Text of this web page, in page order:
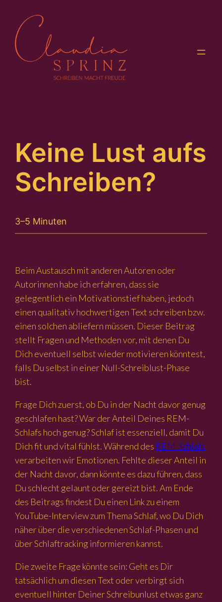
Inhalt
springen
Keine Lust aufs
Schreiben?
3–5 Minuten
Beim Austausch mit anderen Autoren oder
Autorinnen habe ich erfahren, dass sie
gelegentlich ein Motivationstief haben, jedoch
einen qualitativ hochwertigen Text schreiben bzw.
einen solchen abliefern müssen. Dieser Beitrag
stellt Fragen und Methoden vor, mit denen Du
Dich eventuell selbst wieder motivieren könntest,
falls Du selbst in einer Null-Schreiblust-Phase
bist.
Frage Dich zuerst, ob Du in der Nacht davor genug
geschlafen hast? War der Anteil Deines REM-
Schlafs hoch genug? Schlaf ist essenziell, damit Du
Dich fit und vital fühlst. Während des REM-Schlafs
verarbeiten wir Emotionen. Fehlte dieser Anteil in
der Nacht davor, dann könnte es dazu führen, dass
Du schlecht gelaunt oder gereizt bist. Am Ende
des Beitrags findest Du einen Link zu einem
YouTube-Interview zum Thema Schlaf, wo Du Dich
näher über die verschiedenen Schlaf-Phasen und
über Schlaftracking informieren kannst.
Die zweite Frage könnte sein: Geht es Dir
tatsächlich um diesen Text oder verbirgt sich
eventuell hinter Deiner Schreibunlust etwas ganz